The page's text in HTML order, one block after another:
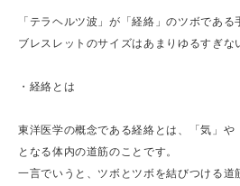
「テラヘルツ波」が「経絡」のツボである
ブレスレットのサイズはあまりゆるすぎな
・経絡とは
東洋医学の概念である経絡とは、「気」や
となる体内の道筋のことです。
一言でいうと、ツボとツボを結びつける道